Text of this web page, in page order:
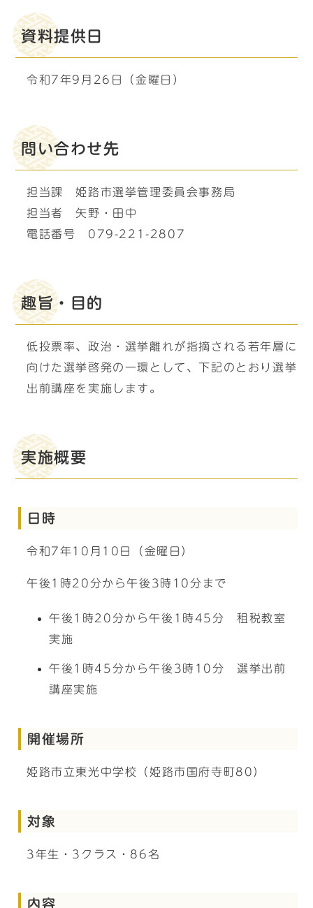
資料提供日
令和7年9月26日（金曜日）
問い合わせ先
担当課 姫路市選挙管理委員会事務局
担当者 矢野・田中
電話番号 079-221-2807
趣旨・目的
低投票率、政治・選挙離れが指摘される若年層に
向けた選挙啓発の一環として、下記のとおり選挙
出前講座を実施します。
実施概要
日時
令和7年10月10日（金曜日）
午後1時20分から午後3時10分まで
午後1時20分から午後1時45分 租税教室
実施
午後1時45分から午後3時10分 選挙出前
講座実施
開催場所
姫路市立東光中学校（姫路市国府寺町80）
対象
3年生・3クラス・86名
内容